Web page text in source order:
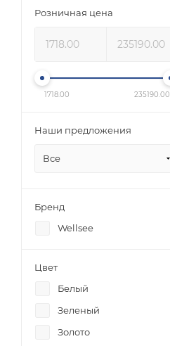
Розничная цена
1718.00 235190.00
Наши предложения
Все
Бренд
Wellsee
Цвет
Белый
Зеленый
Золото